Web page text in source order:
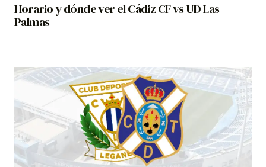
Horario y dónde ver el Cádiz CF vs UD Las
Palmas